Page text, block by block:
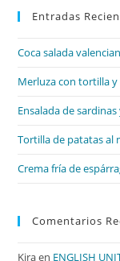
Entradas
Coca salada
Merluza con tortilla
Ensalada de
Tortilla de patatas al
Crema fría de
Comentarios
Kiraen ENGLISH